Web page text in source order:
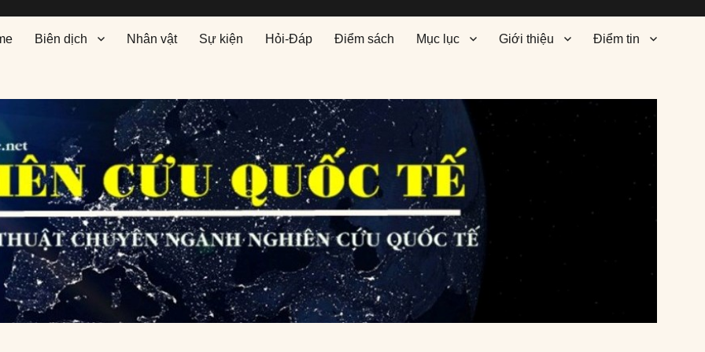
Biên dịch Nhân vật Sự kiện Hỏi-Đáp Điểm sách Mục lục Giới thiệu Điểm tin